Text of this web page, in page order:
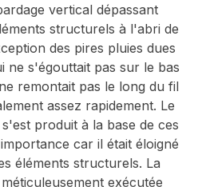
vertical dépassant
structurels à l'abri de
des pires pluies dues
ne s'égouttait pas sur le bas
remontait pas le long du fil
assez rapidement. Le
produit à la base de ces
car il était éloigné
éléments structurels. La
exécutée